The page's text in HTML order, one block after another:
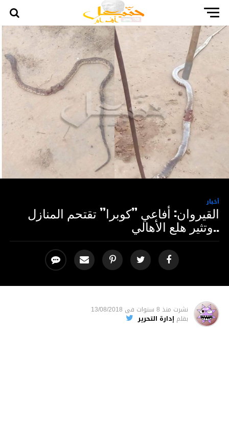
أخبار
القيروان: أفاعي ”كوبرا” تقتحم المنازل
..وتثير هلع الأهالي
نشرت منذ 8 سنوات فى 13/08/2018
بقلم إدارة التحرير